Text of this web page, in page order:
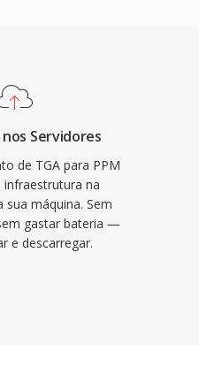
Servidores
de TGA para PPM
infraestrutura na
sua máquina. Sem
gastar bateria —
e descarregar.